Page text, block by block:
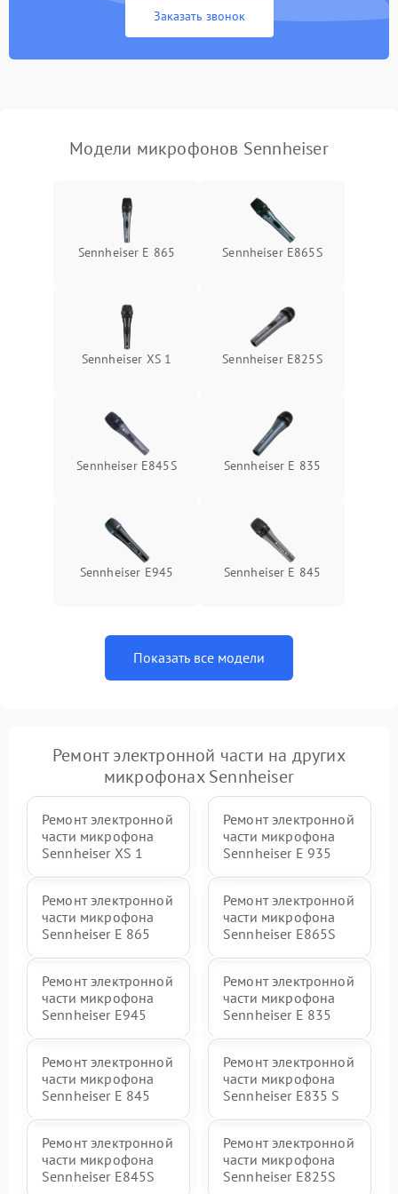
Неисправность модуля
беспроводных
микрофонов)
Заказать звонок
Модели микрофонов Sennheiser
Sennheiser E 865 Sennheiser E865S
Sennheiser XS 1 Sennheiser E825S
Sennheiser E845S Sennheiser E 835
Sennheiser E945 Sennheiser E 845
Показать все модели
Ремонт электронной части на других
микрофонах Sennheiser
Ремонт электронной
части микрофона
Sennheiser XS 1
Ремонт электронной
части микрофона
Sennheiser E 935
Ремонт электронной
части микрофона
Sennheiser E 865
Ремонт электронной
части микрофона
Sennheiser E865S
Ремонт электронной
части микрофона
Sennheiser E945
Ремонт электронной
части микрофона
Sennheiser E 835
Ремонт электронной
части микрофона
Sennheiser E 845
Ремонт электронной
части микрофона
Sennheiser E835 S
Ремонт электронной
части микрофона
Sennheiser E845S
Ремонт электронной
части микрофона
Sennheiser E825S